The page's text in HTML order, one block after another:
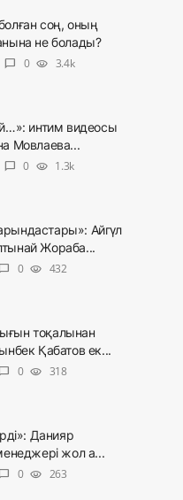
соң, оның
не болады?
chat_bubble 0 visibility 3.4k
интим видеосы
Мовлаева...
chat_bubble 0 visibility 1.3k
Айгүл
Жораба...
chat_bubble 0 visibility 432
тоқалынан
Қабатов ек...
chat_bubble 0 visibility 318
Данияр
жол а...
chat_bubble 0 visibility 263